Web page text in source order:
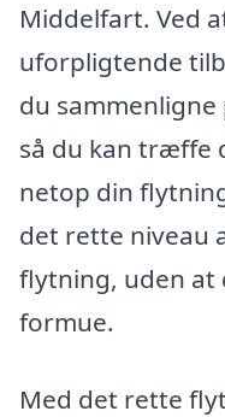
Middelfart. Ved
uforpligtende
du sammenligne
så du kan træffe
netop din
det rette niveau
flytning, uden at
formue.
Med det rette